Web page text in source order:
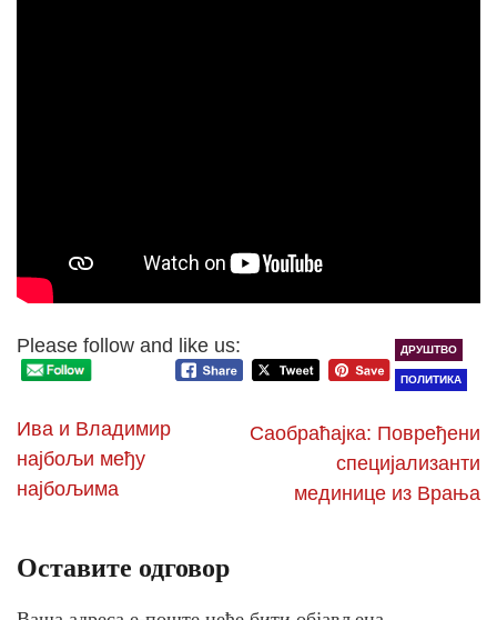
Please follow and like us: ДРУШТВО
ПОЛИТИКА
Ива и Владимир
најбољи међу
најбољима
Саобраћајка: Повређени
специјализанти
мединице из Врања
Оставите одговор